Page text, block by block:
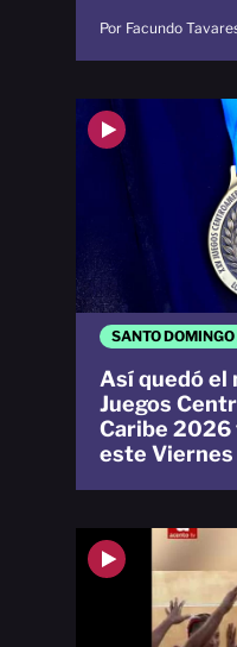
Por Facundo
SANTO
Así quedó el
Juegos
Caribe 2026
este